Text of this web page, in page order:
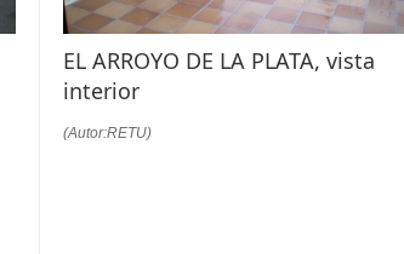
EL ARROYO DE LA PLATA, vista
interior
(Autor:RETU)